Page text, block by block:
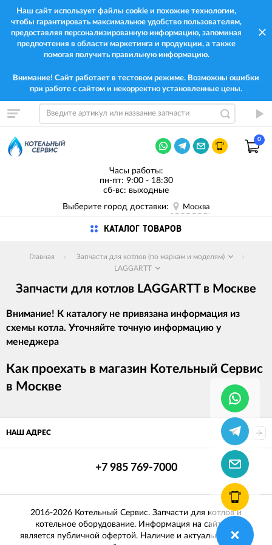
Наш сайт использует файлы cookie и похожие технологии,
чтобы гарантировать максимальное удобство пользователям,
предоставляя персонализированную информацию, запоминая
предпочтения в области маркетинга и продукции, а также
помогая получить правильную информацию.
Внимание! Сайт работает в тестовом режиме. Возможны ошибки
при работе с сайтом и некорректно установленные цены.
0
Часы работы:
пн-пт: 9:00 - 18:30
сб-вс: выходные
Выберите город доставки:
Москва
КАТАЛОГ ТОВАРОВ
Главная
Запчасти для котлов (по маркам и моделям)
LAGGARTT
Запчасти для котлов LAGGARTT в Москве
Внимание! К каталогу не привязана информация из
схемы котла. Уточняйте точную информацию у
менеджера
Как проехать в магазин Котельный Сервис
в Москве
НАШ АДРЕС
+7 985 769-7000
2016-2026 Котельный Сервис. Запчасти для котлов и
котельное оборудование. Информация на сайте не
является публичной офертой. Наличие и актуальные цены